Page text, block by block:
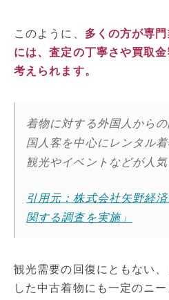
このように、 多くの方が専
には、査定の丁寧さや買取
考えられます。
着物に対する外国人から
国人客を中心にレンタル
観光やイベントなどが人
引用元：株式会社矢野経
関する調査を実施」
観光需要の回復にともない
した中古着物にも一定のニ